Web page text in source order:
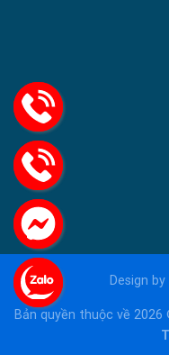
Design by
Bản quyền thuộc về 2026